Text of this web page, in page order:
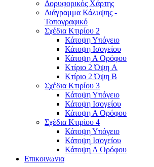
Δορυφορικός Χάρτης
Διάγραμμα Κάλυψης -
Τοπογραφικό
Σχέδια Κτιρίου 2
Κάτοψη Υπόγειο
Κάτοψη Ισογείου
Κάτοψη Α Ορόφου
Κτίριο 2 Όψη A
Κτίριο 2 Όψη Β
Σχέδια Κτιρίου 3
Κάτοψη Υπόγειο
Κάτοψη Ισογείου
Κάτοψη Α Ορόφου
Σχέδια Κτιρίου 4
Κάτοψη Υπόγειο
Κάτοψη Ισογείου
Κάτοψη Α Ορόφου
Επικοινωνια